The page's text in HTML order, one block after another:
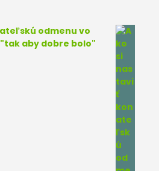
odmenu vo
aby dobre bolo"